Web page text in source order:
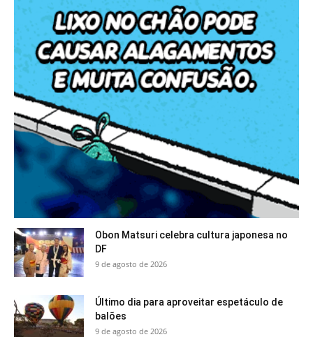
Obon Matsuri celebra cultura japonesa no
DF
9 de agosto de 2026
Último dia para aproveitar espetáculo de
balões
9 de agosto de 2026